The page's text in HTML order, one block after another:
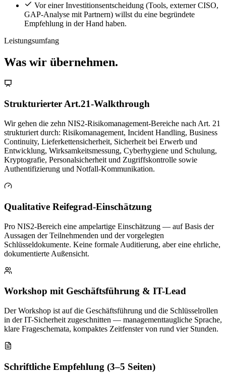
Vor einer Investitionsentscheidung (Tools, externer CISO,
GAP-Analyse mit Partnern) willst du eine begründete
Empfehlung in der Hand haben.
Leistungsumfang
Was wir übernehmen.
Strukturierter Art.21-Walkthrough
Wir gehen die zehn NIS2-Risikomanagement-Bereiche nach Art. 21
strukturiert durch: Risikomanagement, Incident Handling, Business
Continuity, Lieferkettensicherheit, Sicherheit bei Erwerb und
Entwicklung, Wirksamkeitsmessung, Cyberhygiene und Schulung,
Kryptografie, Personalsicherheit und Zugriffskontrolle sowie
Authentifizierung und Notfall-Kommunikation.
Qualitative Reifegrad-Einschätzung
Pro NIS2-Bereich eine ampelartige Einschätzung — auf Basis der
Aussagen der Teilnehmenden und der vorgelegten
Schlüsseldokumente. Keine formale Auditierung, aber eine ehrliche,
dokumentierte Außensicht.
Workshop mit Geschäftsführung & IT-Lead
Der Workshop ist auf die Geschäftsführung und die Schlüsselrollen
in der IT-Sicherheit zugeschnitten — managementtaugliche Sprache,
klare Frageschemata, kompaktes Zeitfenster von rund vier Stunden.
Schriftliche Empfehlung (3–5 Seiten)